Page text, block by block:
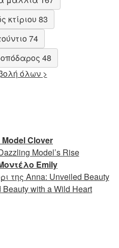
κτίριου 83
74
48
όλων >
Model Clover
Model’s Rise
Emily
της Anna: Unveiled Beauty
with a Wild Heart